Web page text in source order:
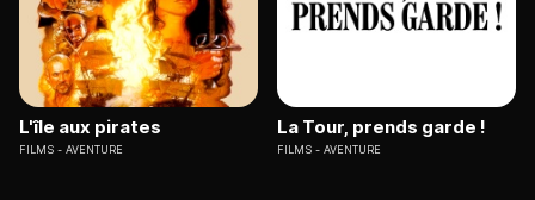
L'île aux pirates
FILMS AVENTURE
La Tour, prends garde !
FILMS AVENTURE